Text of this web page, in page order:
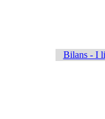
Bilans - I